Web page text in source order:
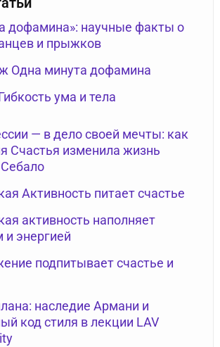
дофамина»: научные факты о
и прыжков
Одна минута дофамина
ума и тела
— в дело своей мечты: как
Счастья изменила жизнь
Активность питает счастье
активность наполняет
и энергией
подпитывает счастье и
наследие Армани и
код стиля в лекции LAV